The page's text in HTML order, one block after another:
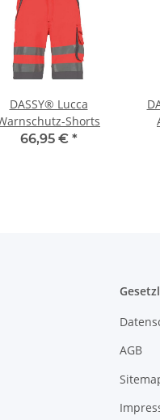
DASSY® Lucca
Shorts
66,95 € *
AGB